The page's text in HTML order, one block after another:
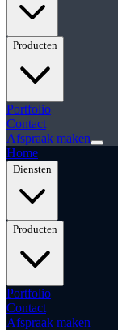
Producten
Portfolio
Contact
Afspraak maken
Home
Diensten
Producten
Portfolio
Contact
Afspraak maken